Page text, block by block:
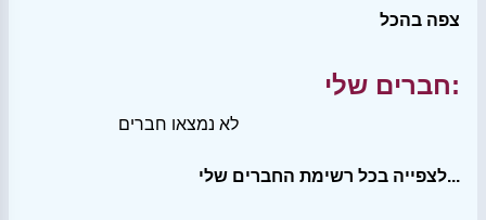
צפה בהכל
חברים שלי:
לא נמצאו חברים
לצפייה בכל רשימת החברים שלי...